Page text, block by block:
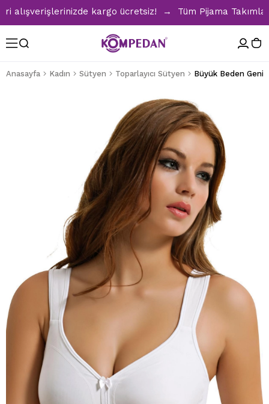
kargo ücretsiz! → Tüm Pijama
Anasayfa Kadın Sütyen Toparlayıcı Sütyen